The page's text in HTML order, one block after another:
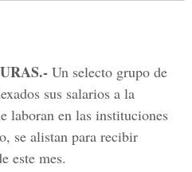
Un selecto grupo de
sus salarios a la
laboran en las instituciones
se alistan para recibir
este mes.